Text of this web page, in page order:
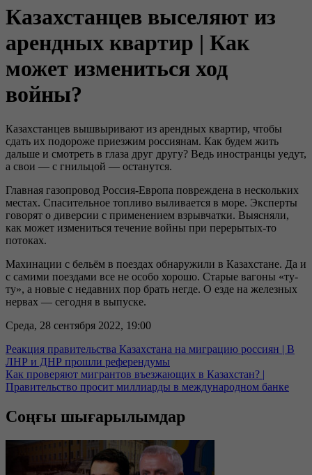
Казахстанцев выселяют из
арендных квартир | Как
может измениться ход
войны?
Казахстанцев вышвыривают из арендных квартир, чтобы
сдать их подороже приезжим россиянам. Как будем жить
дальше и смотреть в глаза друг другу? Ведь иностранцы уедут,
а свои — с гнильцой — останутся.
Главная газопровод Россия-Европа повреждена в нескольких
местах. Спасительное топливо выливается в море. Эксперты
говорят о диверсии с применением взрывчатки. Выясняли,
как может измениться течение войны при перерытых-то
потоках.
Махинации с бельём в поездах обнаружили в Казахстане. Да и
с самими поездами все не особо хорошо. Старые вагоны «ту-
ту», а новые с недавних пор брать негде. О езде на железных
нервах — сегодня в выпуске.
Среда, 28 сентября 2022, 19:00
Реакция правительства Казахстана на миграцию россиян | В
ЛНР и ДНР прошли референдумы
Как проверяют мигрантов въезжающих в Казахстан? |
Правительство просит миллиарды в международном банке
Соңғы шығарылымдар